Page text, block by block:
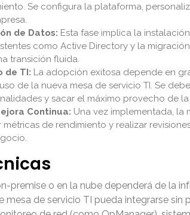
Se configura la plataforma,
de Datos: Esta fase implica la
como Active Directory y la
transición fluida.
de TI: La adopción exitosa depende en
de la nueva mesa de servicio TI. Se
y sacar el máximo provecho de la
Continua: Una vez implementada, la
de rendimiento y realizar
premise o en la nube dependerá de la
mesa de servicio TI pueda integrarse